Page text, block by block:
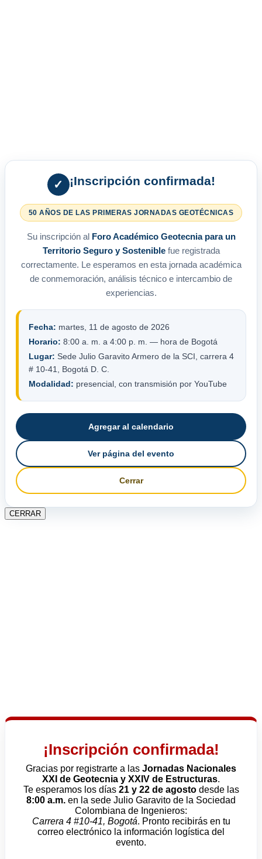
✓ ¡Inscripción confirmada!
50 AÑOS DE LAS PRIMERAS JORNADAS GEOTÉCNICAS
Su inscripción al Foro Académico Geotecnia para un
Territorio Seguro y Sosteniblefue registrada
correctamente. Le esperamos en esta jornada académica
de conmemoración, análisis técnico e intercambio de
experiencias.
Fecha: martes, 11 de agosto de 2026
Horario: 8:00 a. m. a 4:00 p. m. — hora de Bogotá
Lugar: Sede Julio Garavito Armero de la SCI, carrera 4
# 10-41, Bogotá D. C.
Modalidad: presencial, con transmisión por YouTube
Agregar al calendario
Ver página del evento
Cerrar
CERRAR
¡Inscripción confirmada!
Gracias por registrarte a las Jornadas Nacionales
XXI de Geotecnia y XXIV de Estructuras.
Te esperamos los días 21 y 22 de agostodesde las
8:00 a.m. en la sede Julio Garavito de la Sociedad
Colombiana de Ingenieros:
Carrera 4 #10-41, Bogotá. Pronto recibirás en tu
correo electrónico la información logística del
evento.